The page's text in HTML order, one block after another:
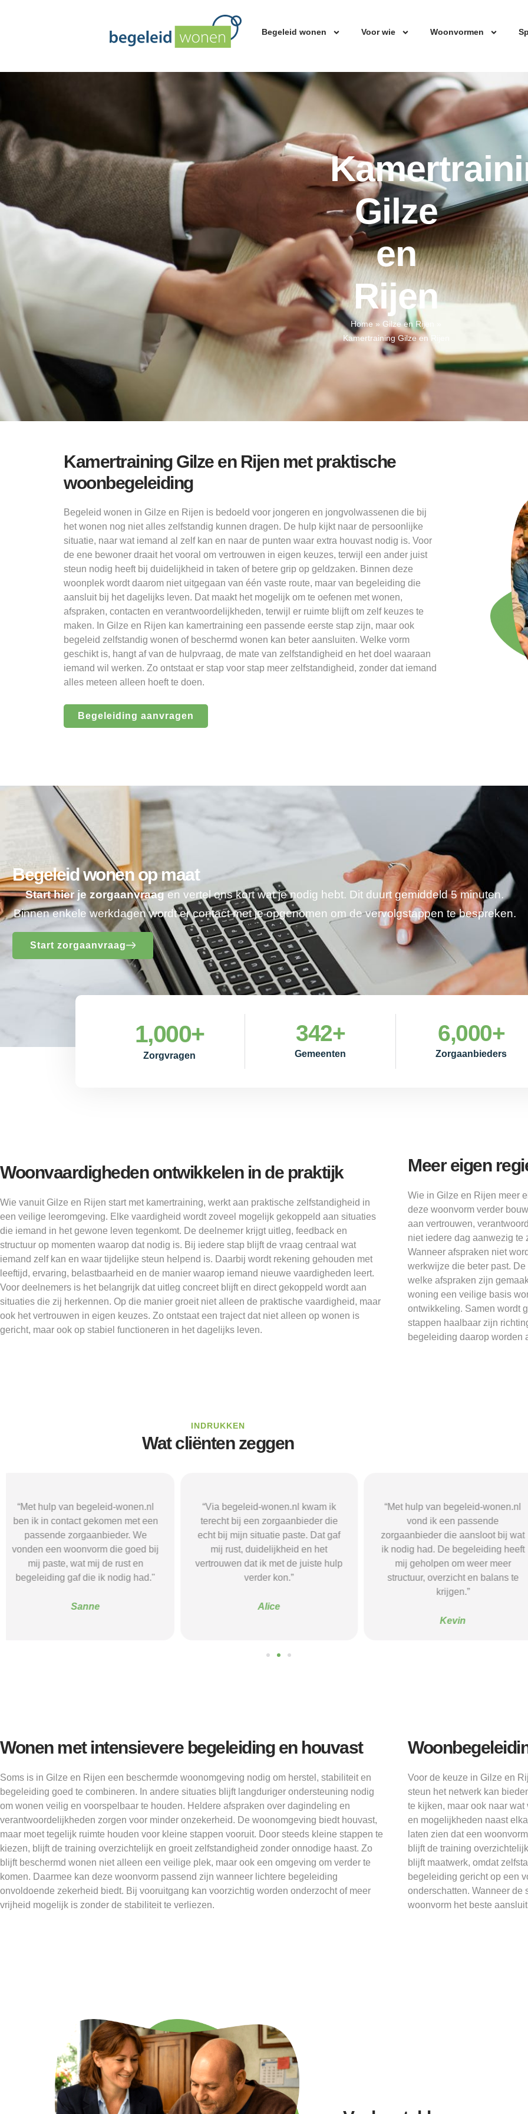
Begeleid wonen Voor wie Woonvormen
Gilze
en
Rijen
Home » Gilze en Rijen
Kamertraining Gilze en Rijen
Kamertraining Gilze en Rijen met praktische
woonbegeleiding
Begeleid wonen in Gilze en Rijen is bedoeld voor jongeren en jongvolwassenen die bij
het wonen nog niet alles zelfstandig kunnen dragen. De hulp kijkt naar de persoonlijke
situatie, naar wat iemand al zelf kan en naar de punten waar extra houvast nodig is. Voor
de ene bewoner draait het vooral om vertrouwen in eigen keuzes, terwijl een ander juist
steun nodig heeft bij duidelijkheid in taken of betere grip op geldzaken. Binnen deze
woonplek wordt daarom niet uitgegaan van één vaste route, maar van begeleiding die
aansluit bij het dagelijks leven. Dat maakt het mogelijk om te oefenen met wonen,
afspraken, contacten en verantwoordelijkheden, terwijl er ruimte blijft om zelf keuzes te
maken. In Gilze en Rijen kan kamertraining een passende eerste stap zijn, maar ook
begeleid zelfstandig wonen of beschermd wonen kan beter aansluiten. Welke vorm
geschikt is, hangt af van de hulpvraag, de mate van zelfstandigheid en het doel waaraan
iemand wil werken. Zo ontstaat er stap voor stap meer zelfstandigheid, zonder dat iemand
alles meteen alleen hoeft te doen.
Begeleiding aanvragen
Begeleid wonen op maat
Start hier je zorgaanvraagen vertel ons kort wat je nodig hebt. Dit duurt gemiddeld 5 minuten.
Binnen enkele werkdagen wordt er contact met je opgenomen om de vervolgstappen te bespreken.
Start zorgaanvraag
Zorgvragen
1,000+
Gemeenten
342+
Zorgaanbieders
6,000+
Woonvaardigheden ontwikkelen in de praktijk
Wie vanuit Gilze en Rijen start met kamertraining, werkt aan praktische zelfstandigheid in
een veilige leeromgeving. Elke vaardigheid wordt zoveel mogelijk gekoppeld aan situaties
die iemand in het gewone leven tegenkomt. De deelnemer krijgt uitleg, feedback en
structuur op momenten waarop dat nodig is. Bij iedere stap blijft de vraag centraal wat
iemand zelf kan en waar tijdelijke steun helpend is. Daarbij wordt rekening gehouden met
leeftijd, ervaring, belastbaarheid en de manier waarop iemand nieuwe vaardigheden leert.
Voor deelnemers is het belangrijk dat uitleg concreet blijft en direct gekoppeld wordt aan
situaties die zij herkennen. Op die manier groeit niet alleen de praktische vaardigheid, maar
ook het vertrouwen in eigen keuzes. Zo ontstaat een traject dat niet alleen op wonen is
gericht, maar ook op stabiel functioneren in het dagelijks leven.
Meer eigen
Wie in Gilze en Rijen meer
deze woonvorm verder
aan vertrouwen,
niet iedere dag aanwezig te
Wanneer afspraken niet
werkwijze die beter past.
welke afspraken zijn
woning een veilige basis
ontwikkeling. Samen wordt
stappen haalbaar zijn
begeleiding daarop worden
INDRUKKEN
Wat cliënten zeggen
“Via begeleid-wonen.nl kwam ik
terecht bij een zorgaanbieder die
echt bij mijn situatie paste. Dat gaf
mij rust, duidelijkheid en het
vertrouwen dat ik met de juiste hulp
verder kon.”
Alice
“Met hulp van begeleid-wonen.nl
vond ik een passende
zorgaanbieder die aansloot bij wat
ik nodig had. De begeleiding heeft
mij geholpen om weer meer
structuur, overzicht en balans te
“Met hulp van begeleid-wonen.nl
ben ik in contact gekomen met
passende zorgaanbieder. We
vonden een woonvorm die goed
mij paste, wat mij de rust en
begeleiding gaf die ik nodig had."
Wonen met intensievere begeleiding en houvast
Soms is in Gilze en Rijen een beschermde woonomgeving nodig om herstel, stabiliteit en
begeleiding goed te combineren. In andere situaties blijft langduriger ondersteuning nodig
om wonen veilig en voorspelbaar te houden. Heldere afspraken over dagindeling en
verantwoordelijkheden zorgen voor minder onzekerheid. De woonomgeving biedt houvast,
maar moet tegelijk ruimte houden voor kleine stappen vooruit. Door steeds kleine stappen te
kiezen, blijft de training overzichtelijk en groeit zelfstandigheid zonder onnodige haast. Zo
blijft beschermd wonen niet alleen een veilige plek, maar ook een omgeving om verder te
komen. Daarmee kan deze woonvorm passend zijn wanneer lichtere begeleiding
onvoldoende zekerheid biedt. Bij vooruitgang kan voorzichtig worden onderzocht of meer
vrijheid mogelijk is zonder de stabiliteit te verliezen.
Voor de keuze in Gilze en
steun het netwerk kan
te kijken, maar ook naar
en mogelijkheden naast
laten zien dat een
blijft de training
blijft maatwerk, omdat
begeleiding gericht op een
onderschatten. Wanneer de
woonvorm het beste